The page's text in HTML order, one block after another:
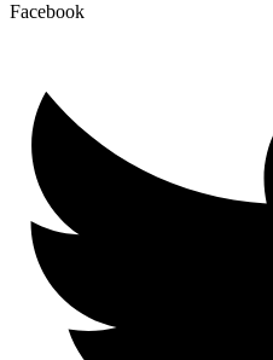
Facebook